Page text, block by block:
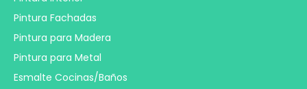
Pintura Fachadas
Pintura para Madera
Pintura para Metal
Esmalte Cocinas/Baños